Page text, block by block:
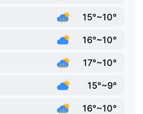
15°~10°
16°~10°
17°~10°
15°~9°
16°~10°